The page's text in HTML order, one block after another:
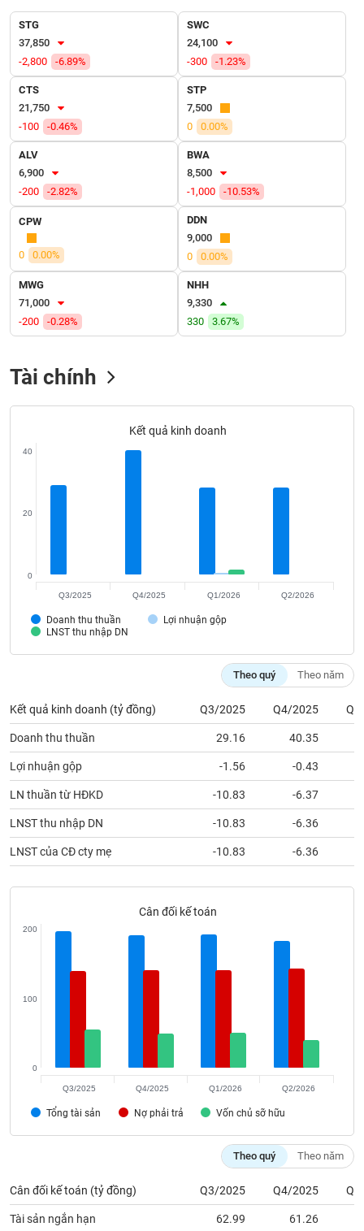
STG
37,850
-2,800
-6.89%
SWC
24,100
-300
-1.23%
CTS
21,750
-100
-0.46%
STP
7,500
0
0.00%
ALV
6,900
-200
-2.82%
BWA
8,500
-1,000
-10.53%
CPW
0 0.00%
DDN
9,000
0
0.00%
MWG
71,000
-200
-0.28%
NHH
9,330
330
3.67%
Tài chính
Kết quả kinh doanh
Doanh thu thuần
Lợi nhuận gộp
LNST thu nhập DN
0
20
40
Q3/2025 Q4/2025 Q1/2026 Q2/2026
Theo quý Theo năm
Kết quả kinh doanh (tỷ đồng) Q3/2025 Q4/2025
Doanh thu thuần 29.16 40.35
Lợi nhuận gộp -1.56 -0.43
LN thuần từ HĐKD -10.83 -6.37
LNST thu nhập DN -10.83 -6.36
LNST của CĐ cty mẹ -10.83 -6.36
Cân đối kế toán
Tổng tài sản Nợ phải trả Vốn chủ sỡ hữu
0
100
200
Q3/2025 Q4/2025 Q1/2026 Q2/2026
Theo quý Theo năm
Cân đối kế toán (tỷ đồng) Q3/2025 Q4/2025
Tài sản ngắn hạn 62.99 61.26
TRUYỀN
THÔNG
TIỆN
ÍCH
BẤT
SẢN
chứng
khoán
(-)
Tất cả Cổ phiếu
Tin
Bài
của
tác
(-)
Báo
cáo
phân
tích
(-)
Thuật
ngữ
(-)
Dịch
cụ
đầu
tư